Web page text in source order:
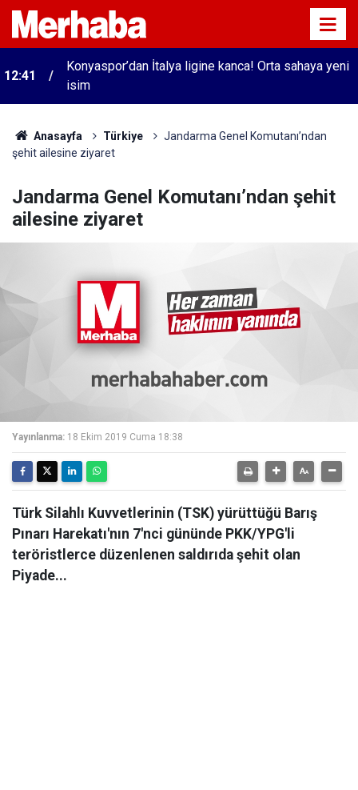
12:41
Konyaspor’dan İtalya ligine kanca! Orta sahaya yeni
isim
Anasayfa Türkiye
Jandarma Genel Komutanı’ndan
şehit ailesine ziyaret
Jandarma Genel Komutanı’ndan şehit
ailesine ziyaret
Yayınlanma: 18 Ekim 2019 Cuma 18:38
Türk Silahlı Kuvvetlerinin (TSK) yürüttüğü Barış
Pınarı Harekatı'nın 7'nci gününde PKK/YPG'li
teröristlerce düzenlenen saldırıda şehit olan
Piyade...